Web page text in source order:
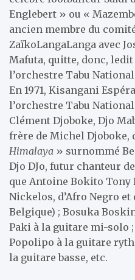
Englebert » ou «
ancien membre du
ZaïkoLangaLanga avec
Mafuta, quitte, donc,
l’orchestre Tabu
En 1971, Kisangani
l’orchestre Tabu
Clément Djoboke, Djo
frère de Michel Djoboke,
Himalaya » surnommé
Djo DJo, futur chanteur
que Antoine Bokito Tony
Nickelos, d’Afro Negro et
Belgique) ; Bosuka
Paki à la guitare mi-solo
Popolipo à la guitare
la guitare basse, etc.